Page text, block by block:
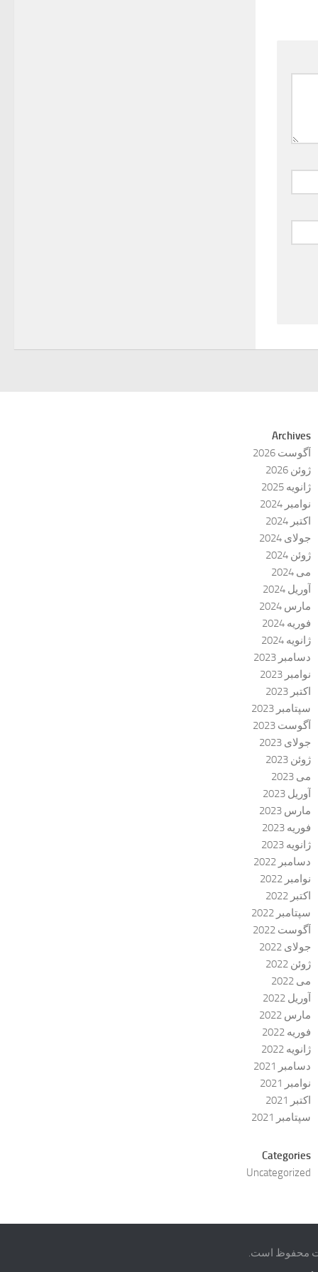
Archives
آگوست 2026
ژوئن 2026
ژانویه 2025
نوامبر 2024
اکتبر 2024
جولای 2024
ژوئن 2024
می 2024
آوریل 2024
مارس 2024
فوریه 2024
ژانویه 2024
دسامبر 2023
نوامبر 2023
اکتبر 2023
سپتامبر 2023
آگوست 2023
جولای 2023
ژوئن 2023
می 2023
آوریل 2023
مارس 2023
فوریه 2023
ژانویه 2023
دسامبر 2022
نوامبر 2022
اکتبر 2022
سپتامبر 2022
آگوست 2022
جولای 2022
ژوئن 2022
می 2022
آوریل 2022
مارس 2022
فوریه 2022
ژانویه 2022
دسامبر 2021
نوامبر 2021
اکتبر 2021
سپتامبر 2021
Categories
Uncategorized